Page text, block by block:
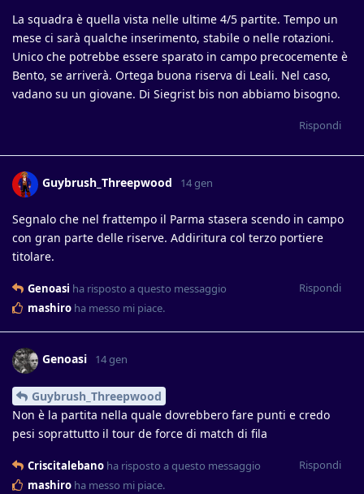
La squadra è quella vista nelle ultime 4/5 partite. Tempo un
mese ci sarà qualche inserimento, stabile o nelle rotazioni.
Unico che potrebbe essere sparato in campo precocemente è
Bento, se arriverà. Ortega buona riserva di Leali. Nel caso,
vadano su un giovane. Di Siegrist bis non abbiamo bisogno.
Rispondi
Guybrush_Threepwood 14 gen
Segnalo che nel frattempo il Parma stasera scendo in campo
con gran parte delle riserve. Addiritura col terzo portiere
titolare.
Rispondi
Genoasi ha risposto a questo messaggio
mashiro ha messo mi piace.
Genoasi 14 gen
Guybrush_Threepwood
Non è la partita nella quale dovrebbero fare punti e credo
pesi soprattutto il tour de force di match di fila
Rispondi
Criscitalebano ha risposto a questo messaggio
mashiro ha messo mi piace.